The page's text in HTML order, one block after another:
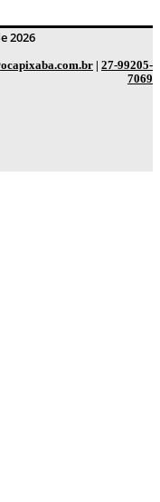
2026
| 27-99205-
7069